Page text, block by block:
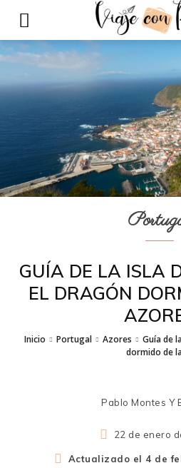
GUÍA DE LA ISLA
EL DRAGÓN
Inicio Portugal Azores
Guía de
dormido de
Pablo Montes Y
22 de enero
Actualizado el 4 de